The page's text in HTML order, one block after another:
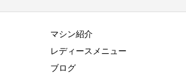
マシン紹介
レディースメニュー
ブログ